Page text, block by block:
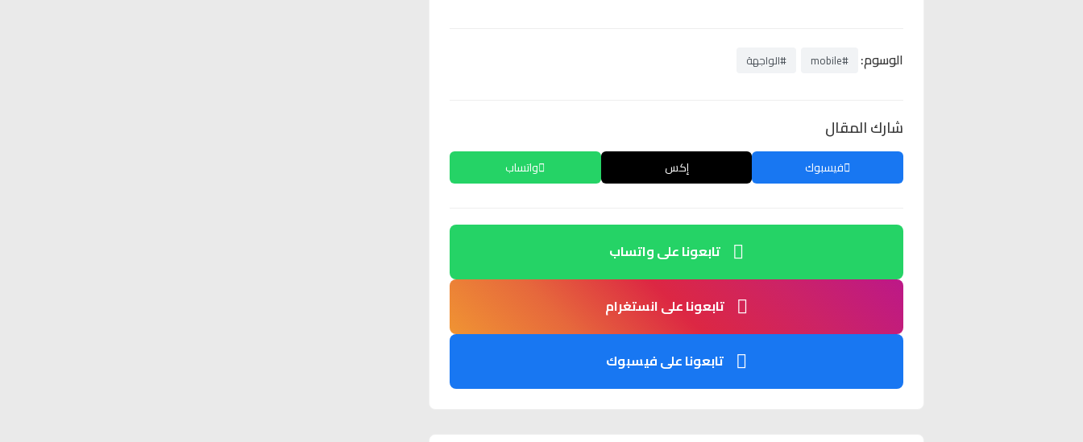
الوسوم: #mobile #الواجهة
شارك المقال
فيسبوك إكس واتساب
تابعونا على واتساب
تابعونا على انستغرام
تابعونا على فيسبوك